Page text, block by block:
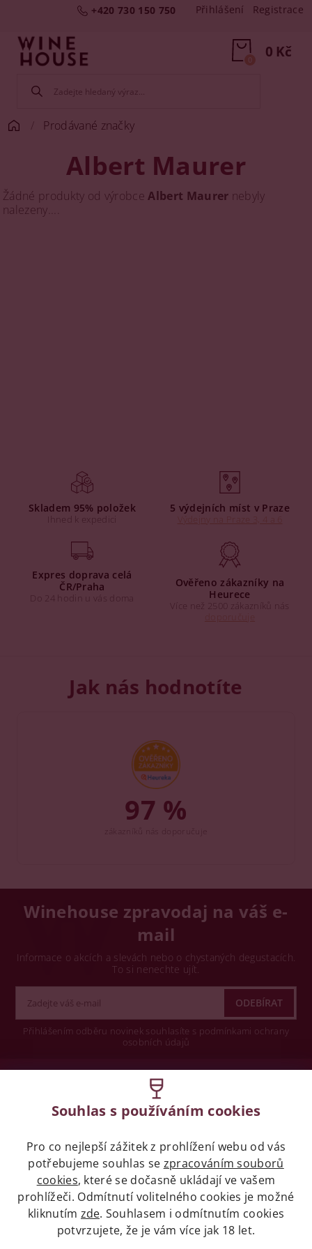
+420 730 150 750 Přihlášení Registrace
0 Kč
0
Prodávané značky
Albert Maurer
Žádné produkty od výrobceAlbert Maurer nebyly
nalezeny....
Skladem 95% položek
Ihned k expedici
5 výdejních míst v Praze
Expres doprava celá
ČR/Praha
Do 24 hodin u vás doma
Ověřeno zákazníky na
Heurece
Více než 2500 zákazníků nás
Jak nás hodnotíte
97 %
Winehouse zpravodaj na váš e-
mail
Informace o akcích a slevách nebo o chystaných degustacích.
To si nenechte ujít.
Přihlášením odběru novinek souhlasíte s podmínkami ochrany
osobních údajů
Legislativa
Zákaz prodeje alkoholických nápojů osobám
mladších 18 let.
Naše služby
Souhlas s používáním cookies
Pro co nejlepší zážitek z prohlížení webu od vás
potřebujeme souhlas se zpracováním souborů
cookies, které se dočasně ukládají ve vašem
prohlížeči. Odmítnutí volitelného cookies je možné
kliknutím zde. Souhlasem i odmítnutím cookies
potvrzujete, že je vám více jak 18 let.